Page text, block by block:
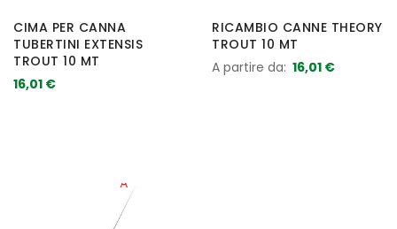
CIMA PER CANNA
TUBERTINI EXTENSIS
TROUT 10 MT
16,01 €
RICAMBIO CANNE THEORY
TROUT 10 MT
A partire da 16,01 €